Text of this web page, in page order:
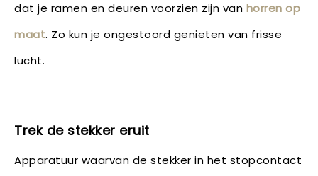
dat je ramen en deuren voorzien zijn van horren op
maat. Zo kun je ongestoord genieten van frisse
lucht.
Trek de stekker eruit
Apparatuur waarvan de stekker in het stopcontact